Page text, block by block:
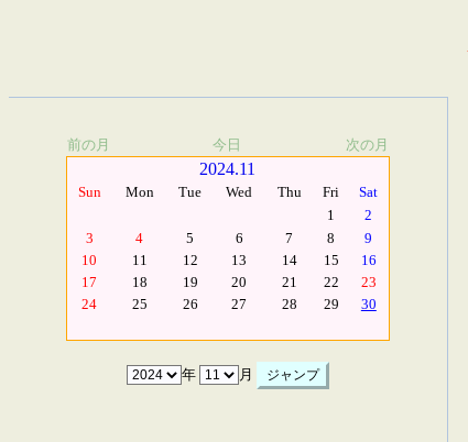
前の月 今日 次の月
2024.11
Sun Mon Tue Wed Thu Fri
Sat
1
2
3
4 5 6 7 8
9
10
11 12 13 14 15
16
17
18 19 20 21 22
23
24
25 26 27 28 29 30
年 月